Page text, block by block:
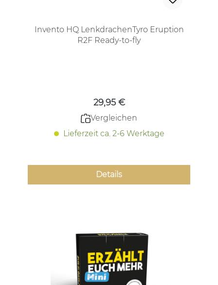
Invento HQ LenkdrachenTyro Eruption
R2F Ready-to-fly
29,95 €
Vergleichen
Lieferzeit ca. 2-6 Werktage
Details